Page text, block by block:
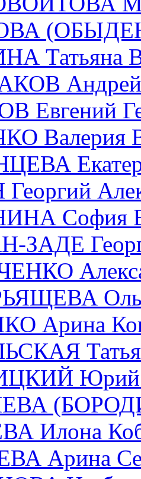
Татьяна
Андрей
Евгений
Валерия
София
ЗАДЕ
Арина
Юрий
Илона
Арина